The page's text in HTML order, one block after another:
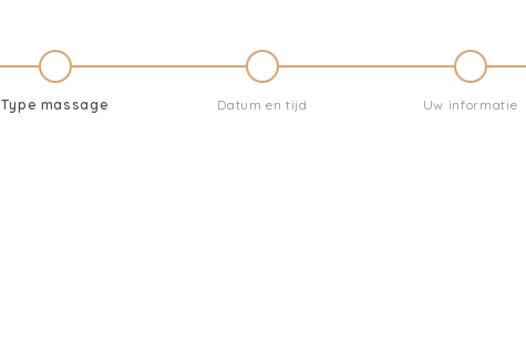
Type massage Datum en tijd Uw informatie